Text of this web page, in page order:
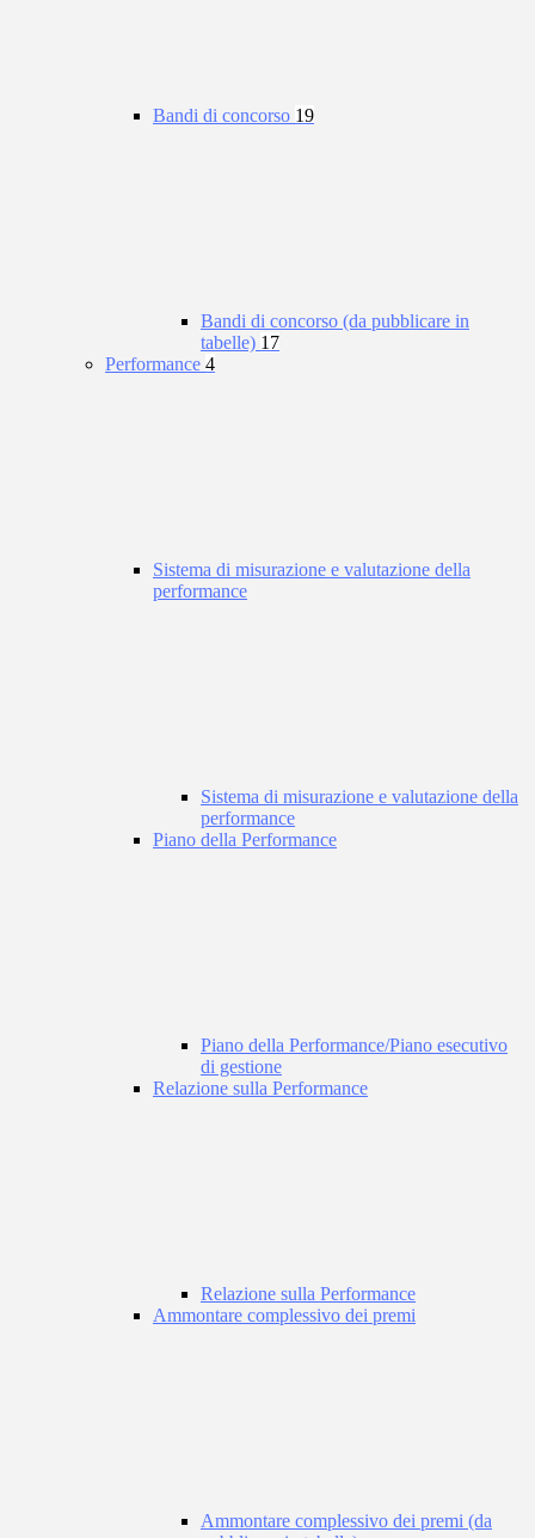
Bandi di concorso 19
Bandi di concorso (da pubblicare in
tabelle) 17
Performance 4
Sistema di misurazione e valutazione della
performance
Sistema di misurazione e valutazione della
performance
Piano della Performance
Piano della Performance/Piano esecutivo
di gestione
Relazione sulla Performance
Relazione sulla Performance
Ammontare complessivo dei premi
Ammontare complessivo dei premi (da